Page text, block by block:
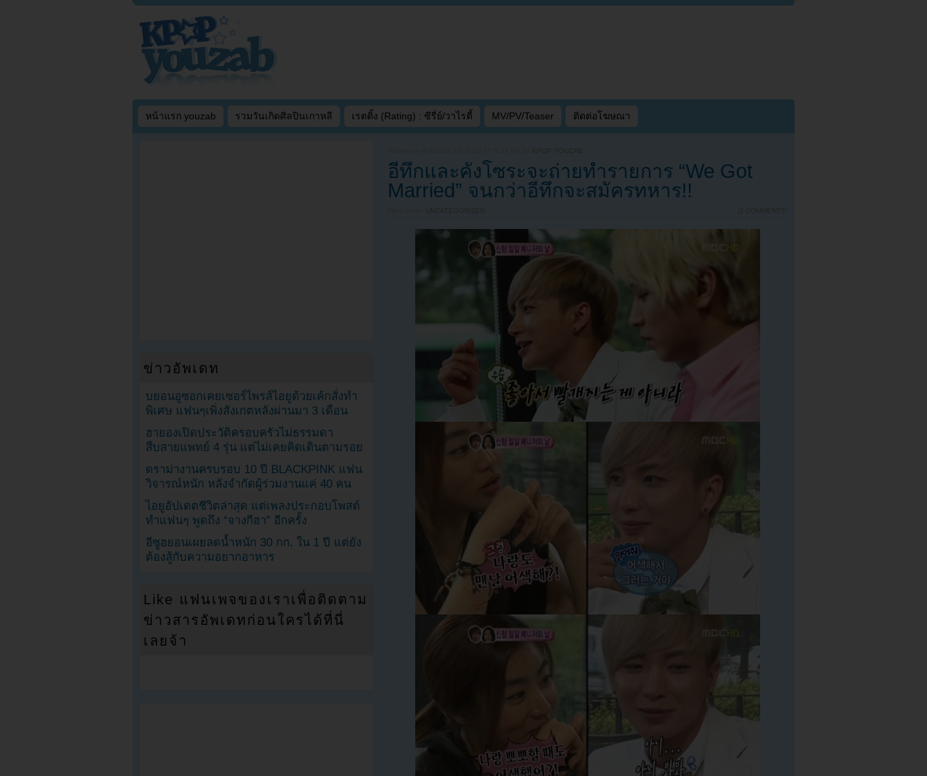
หน้าแรก youzab รวมวันเกิดศิลปินเกาหลี เรตติ้ง (Rating) : ซีรี่ย์/วาไรตี้ MV/PV/Teaser ติดต่อโฆษณา
KPOP YOUZAB
อีทึกและคังโซระจะถ่ายทำรายการ “We Got
Married” จนกว่าอีทึกจะสมัครทหาร!!
UNCATEGORIZED 2 COMMENTS
ข่าวอัพเดท
บยอนอูซอกเคยเซอร์ไพรส์ไอยูด้วยเค้กสั่งทำ
พิเศษ แฟนๆเพิ่งสังเกตหลังผ่านมา 3 เดือน
ฮายองเปิดประวัติครอบครัวไม่ธรรมดา
สืบสายแพทย์ 4 รุ่น แต่ไม่เคยคิดเดินตามรอย
ดราม่างานครบรอบ 10 ปี BLACKPINK แฟน
วิจารณ์หนัก หลังจำกัดผู้ร่วมงานแค่ 40 คน
ไอยูอัปเดตชีวิตล่าสุด แต่เพลงประกอบโพสต์
ทำแฟนๆ พูดถึง “จางกีฮา” อีกครั้ง
อีซูฮยอนเผยลดน้ำหนัก 30 กก. ใน 1 ปี แต่ยัง
ต้องสู้กับความอยากอาหาร
Like แฟนเพจของเราเพื่อติดตาม
ข่าวสารอัพเดทก่อนใครได้ที่นี่
เลยจ้า